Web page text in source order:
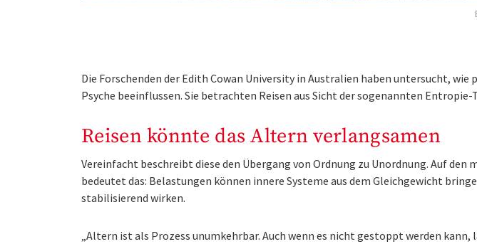
Die Forschenden der Edith Cowan University in Australien haben untersucht, wie
Psyche beeinflussen. Sie betrachten Reisen aus Sicht der sogenannten Entropie-
Reisen könnte das Altern verlangsamen
Vereinfacht beschreibt diese den Übergang von Ordnung zu Unordnung. Auf den
bedeutet das: Belastungen können innere Systeme aus dem Gleichgewicht
stabilisierend wirken.
„Altern ist als Prozess unumkehrbar. Auch wenn es nicht gestoppt werden